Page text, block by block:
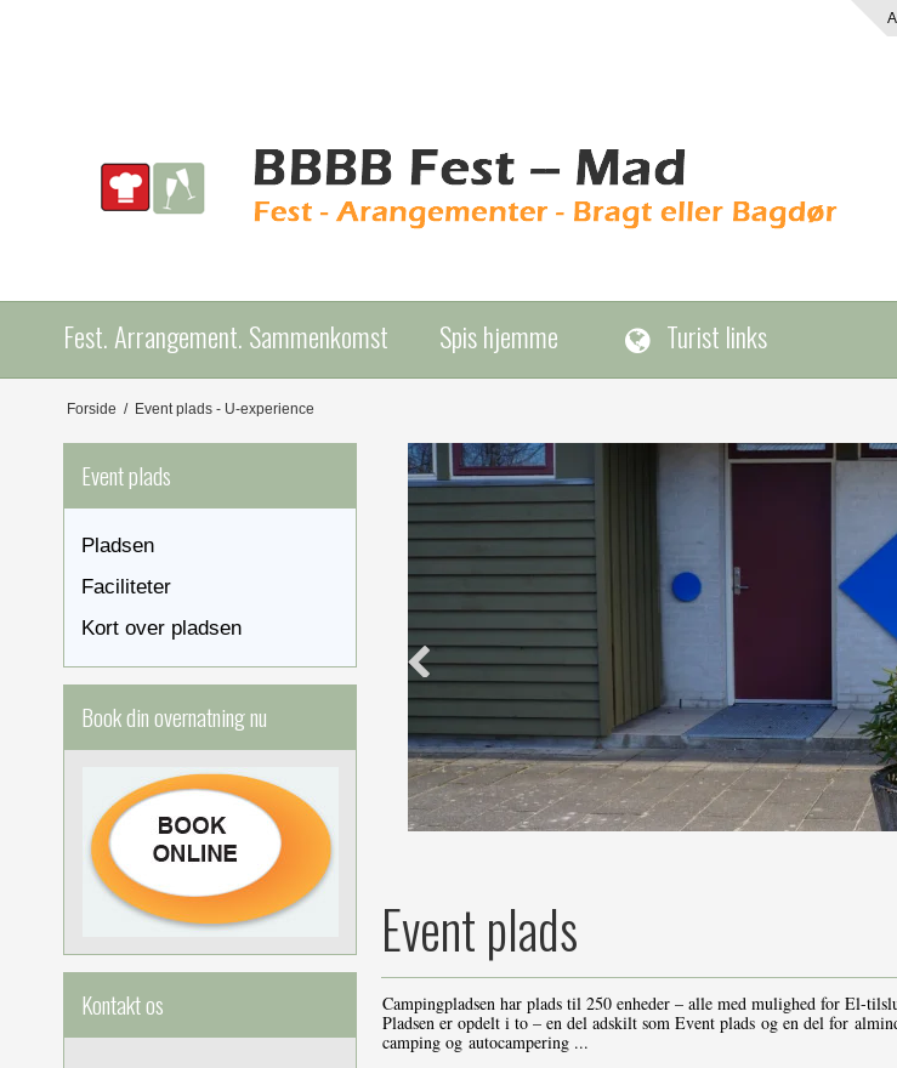
Fest. Arrangement. Sammenkomst Spis hjemme Turist links
Forside / Event plads - U-experience
Event plads
Pladsen
Faciliteter
Kort over pladsen
Book din overnatning nu
Kontakt os
Event plads
Campingpladsen har plads til 250 enheder – alle med mulighed for El-
Pladsen er opdelt i to – en del adskilt som Event plads og en del for
camping og autocampering ...